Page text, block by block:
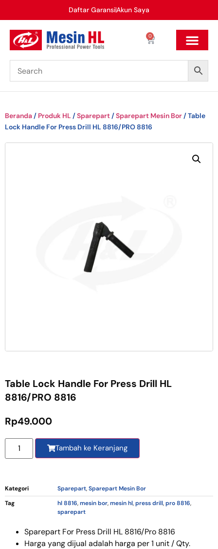
Daftar GaransiAkun Saya
0
Beranda / Produk HL /Sparepart /Sparepart Mesin Bor / Table
Lock Handle For Press Drill HL 8816/PRO 8816
Table Lock Handle For Press Drill HL
8816/PRO 8816
Rp49.000
Tambah ke Keranjang
Kategori Sparepart,Sparepart Mesin Bor
Tag
hl 8816,mesin bor,mesin hl,press drill,pro 8816,
sparepart
Sparepart For Press Drill HL 8816/Pro 8816
Harga yang dijual adalah harga per 1 unit / Qty.